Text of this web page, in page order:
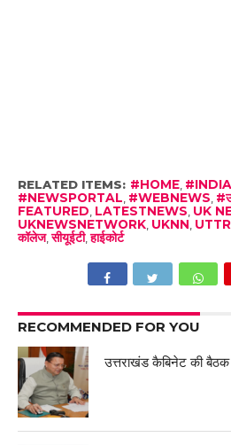
RELATED ITEMS: #HOME,
#NEWSPORTAL #WEBNEWS
FEATURED LATESTNEWS UK
UKNEWSNETWORK, UKNN
कॉलेज,सीयूईटी,हाईकोर्ट
RECOMMENDED FOR YOU
उत्तराखंड कैबिनेट की बैठक